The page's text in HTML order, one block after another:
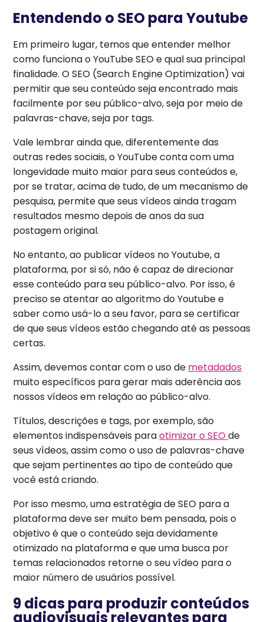
Entendendo o SEO para Youtube
Em primeiro lugar, temos que entender melhor
como funciona o YouTube SEO e qual sua principal
finalidade. O SEO (Search Engine Optimization) vai
permitir que seu conteúdo seja encontrado mais
facilmente por seu público-alvo, seja por meio de
palavras-chave, seja por tags.
Vale lembrar ainda que, diferentemente das
outras redes sociais, o YouTube conta com uma
longevidade muito maior para seus conteúdos e,
por se tratar, acima de tudo, de um mecanismo de
pesquisa, permite que seus vídeos ainda tragam
resultados mesmo depois de anos da sua
postagem original.
No entanto, ao publicar vídeos no Youtube, a
plataforma, por si só, não é capaz de direcionar
esse conteúdo para seu público-alvo. Por isso, é
preciso se atentar ao algoritmo do Youtube e
saber como usá-lo a seu favor, para se certificar
de que seus vídeos estão chegando até as pessoas
certas.
Assim, devemos contar com o uso de metadados
muito específicos para gerar mais aderência aos
nossos vídeos em relação ao público-alvo.
Títulos, descrições e tags, por exemplo, são
elementos indispensáveis paraotimizar o SEOde
seus vídeos, assim como o uso de palavras-chave
que sejam pertinentes ao tipo de conteúdo que
você está criando.
Por isso mesmo, uma estratégia de SEO para a
plataforma deve ser muito bem pensada, pois o
objetivo é que o conteúdo seja devidamente
otimizado na plataforma e que uma busca por
temas relacionados retorne o seu vídeo para o
maior número de usuários possível.
9 dicas para produzir conteúdos
audiovisuais relevantes para